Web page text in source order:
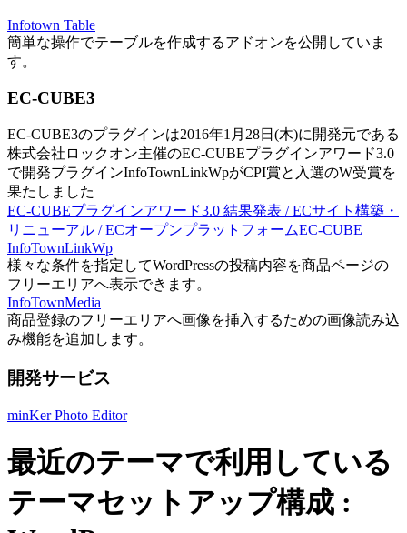
Infotown Table
簡単な操作でテーブルを作成するアドオンを公開していま
す。
EC-CUBE3
EC-CUBE3のプラグインは2016年1月28日(木)に開発元である
株式会社ロックオン主催のEC-CUBEプラグインアワード3.0
で開発プラグインInfoTownLinkWpがCPI賞と入選のW受賞を
果たしました
EC-CUBEプラグインアワード3.0 結果発表 / ECサイト構築・
リニューアル / ECオープンプラットフォームEC-CUBE
InfoTownLinkWp
様々な条件を指定してWordPressの投稿内容を商品ページの
フリーエリアへ表示できます。
InfoTownMedia
商品登録のフリーエリアへ画像を挿入するための画像読み込
み機能を追加します。
開発サービス
minKer Photo Editor
最近のテーマで利用している
テーマセットアップ構成 :